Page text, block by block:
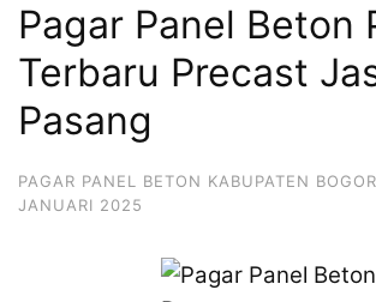
Pagar Panel Beton
Terbaru Precast
Pasang
PAGAR PANEL BETON KABUPATEN
JANUARI 2025